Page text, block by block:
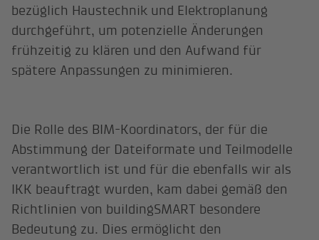
bezüglich Haustechnik und Elektroplanung
durchgeführt, um potenzielle Änderungen
frühzeitig zu klären und den Aufwand für
spätere Anpassungen zu minimieren.
Die Rolle des BIM-Koordinators, der für die
Abstimmung der Dateiformate und Teilmodelle
verantwortlich ist und für die ebenfalls wir als
IKK beauftragt wurden, kam dabei gemäß den
Richtlinien von buildingSMART besondere
Bedeutung zu. Dies ermöglicht den